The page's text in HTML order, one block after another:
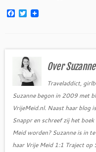
F
o
T
w
e
r
Over Suzanne
Traveladdict,
Suzanne begon in 2009 met
VrijeMeid.nl. Naast haar blog
Snappr en schreef zij het
Meid worden? Suzanne is in
haar Vrije Meid 1:1 Traject op